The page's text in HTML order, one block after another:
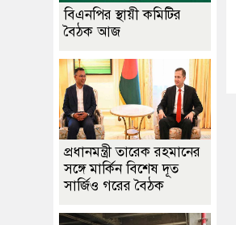
বিএনপির স্থায়ী কমিটির
বৈঠক আজ
প্রধানমন্ত্রী তারেক রহমানের
সঙ্গে মার্কিন বিশেষ দূত
সার্জিও গরের বৈঠক